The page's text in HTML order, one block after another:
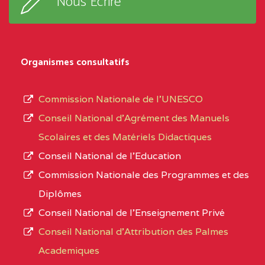
NDOMO BP :1154
CENTRE
COLLEGE PRIVE
CATHOLIQUE JOSPEH
STINTZI BP :53 OBALA
CENTRE
COLLEGE PRIVE LAIC LE
YDE
CENTRE
type
L’offre
d’éducation
de
Organismes consultatifs
Commission Nationale de l’UNESCO
Conseil National d’Agrément des Manuels
Scolaires et des Matériels Didactiques
Conseil National de l’Education
Commission Nationale des Programmes et des
Diplômes
Conseil National de l’Enseignement Privé
Conseil National d'Attribution des Palmes
Academiques